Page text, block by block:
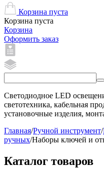
Корзина пуста
Корзина пуста
Корзина
Оформить заказ
Светодиодное LED
светотехника, кабельная
установочные изделия,
Главная/Ручной инструмент/
ручных/Наборы ключей и
Каталог товаров